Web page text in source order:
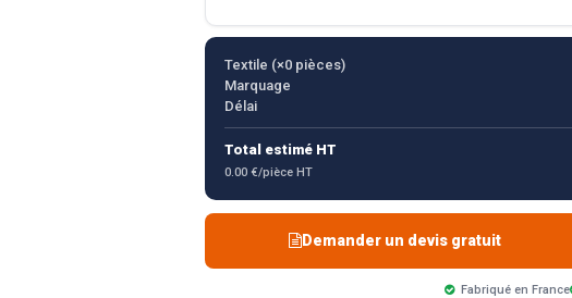
Textile (×0pièces)
Marquage
Délai
Total estimé HT
0.00 €/pièce HT
Demander un devis gratuit
Fabriqué en France